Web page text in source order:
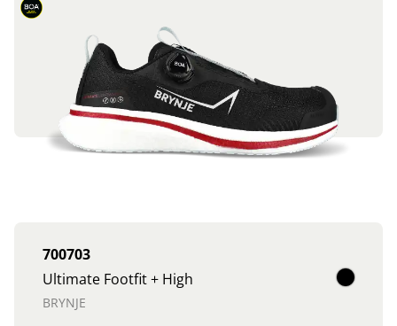
700703
Ultimate Footfit + High
BRYNJE